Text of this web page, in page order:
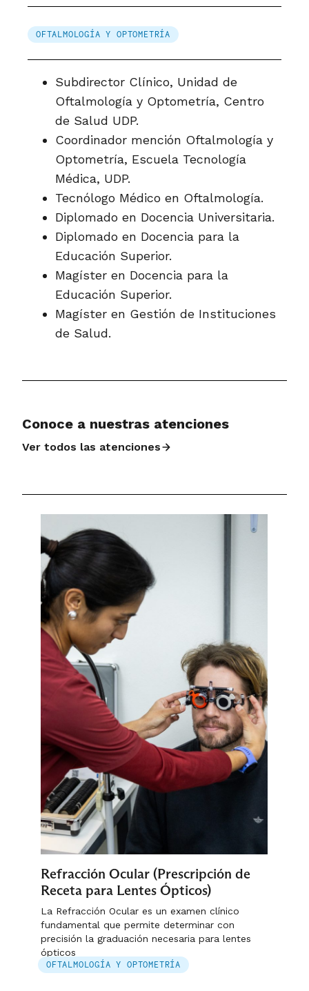
OFTALMOLOGÍA Y OPTOMETRÍA
Subdirector Clínico, Unidad de
Oftalmología y Optometría, Centro
de Salud UDP.
Coordinador mención Oftalmología y
Optometría, Escuela Tecnología
Médica, UDP.
Tecnólogo Médico en Oftalmología.
Diplomado en Docencia Universitaria.
Diplomado en Docencia para la
Educación Superior.
Magíster en Docencia para la
Educación Superior.
Magíster en Gestión de Instituciones
de Salud.
Conoce a nuestras atenciones
Ver todos las atenciones
Refracción Ocular (Prescripción de
Receta para Lentes Ópticos)
La Refracción Ocular es un examen clínico
fundamental que permite determinar con
precisión la graduación necesaria para lentes
ópticos
OFTALMOLOGÍA Y OPTOMETRÍA